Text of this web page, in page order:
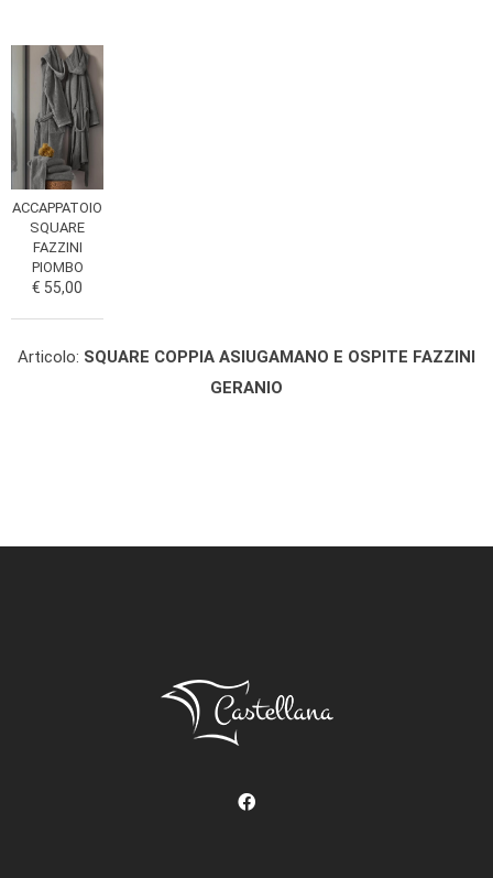
ACCAPPATOIO
SQUARE
FAZZINI
PIOMBO
€ 55,00
Articolo: SQUARE COPPIA ASIUGAMANO E OSPITE FAZZINI
GERANIO